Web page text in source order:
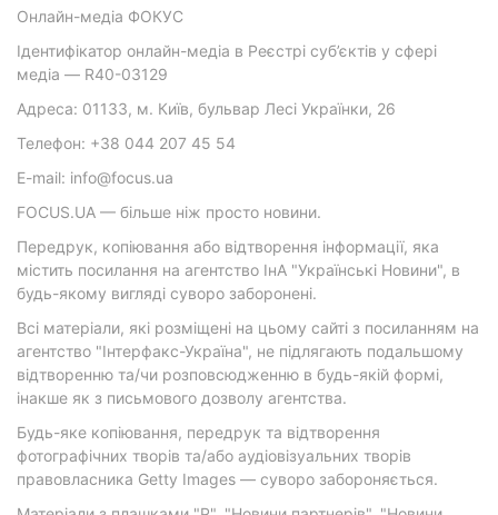
Онлайн-медіа ФОКУС
Ідентифікатор онлайн-медіа в Реєстрі суб’єктів у сфері
медіа — R40-03129
Адреса: 01133, м. Київ, бульвар Лесі Українки, 26
Телефон: +38 044 207 45 54
E-mail: info@focus.ua
FOCUS.UA — більше ніж просто новини.
Передрук, копіювання або відтворення інформації, яка
містить посилання на агентство ІнА "Українські Новини", в
будь-якому вигляді суворо заборонені.
Всі матеріали, які розміщені на цьому сайті з посиланням на
агентство "Інтерфакс-Україна", не підлягають подальшому
відтворенню та/чи розповсюдженню в будь-якій формі,
інакше як з письмового дозволу агентства.
Будь-яке копіювання, передрук та відтворення
фотографічних творів та/або аудіовізуальних творів
правовласника Getty Images — суворо забороняється.